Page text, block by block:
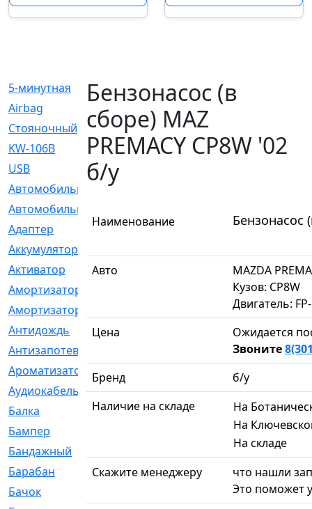
5-минутная
[1]
Airbag
Cтояночный
[1]
KW-106B
[0]
USB
Автомобильное
Автомобильный
Адаптер
[3]
Аккумулятор
Активатор
Амортизатор
Амортизаторы
Антидождь
Антизапотеватель
Ароматизатор
Аудиокабель
[2]
Балка
[58]
Бампер
Бандажный
Барабан
[5]
Бачок
Бензонасос (в
сборе) MAZ
PREMACY CP8W '02
б/у
Наименование Бензонасос
Авто
MAZDA
Кузов: CP8W
Двигатель:
Цена
Ожидается
Звоните
Бренд
б/у
Наличие на складе
На
На
На складе
Скажите менеджеру
что нашли
Это поможет